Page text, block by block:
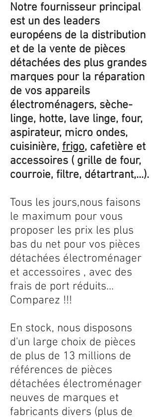
Notre fournisseur principal
est un des leaders
européens de la distribution
et de la vente de pièces
détachées des plus grandes
marques pour la réparation
de vos appareils
électroménagers, sèche-
linge, hotte, lave linge, four,
aspirateur, micro ondes,
cuisinière, frigo, cafetière et
accessoires ( grille de four,
courroie, filtre, détartrant,...).
Tous les jours,nous faisons
le maximum pour vous
proposer les prix les plus
bas du net pour vos pièces
détachées électroménager
et accessoires , avec des
frais de port réduits...
Comparez !!!
En stock, nous disposons
d'un large choix de pièces
de plus de 13 millions de
références de pièces
détachées électroménager
neuves de marques et
fabricants divers (plus de